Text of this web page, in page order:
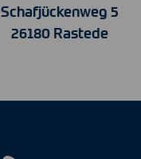
Schafjückenweg 5
26180 Rastede